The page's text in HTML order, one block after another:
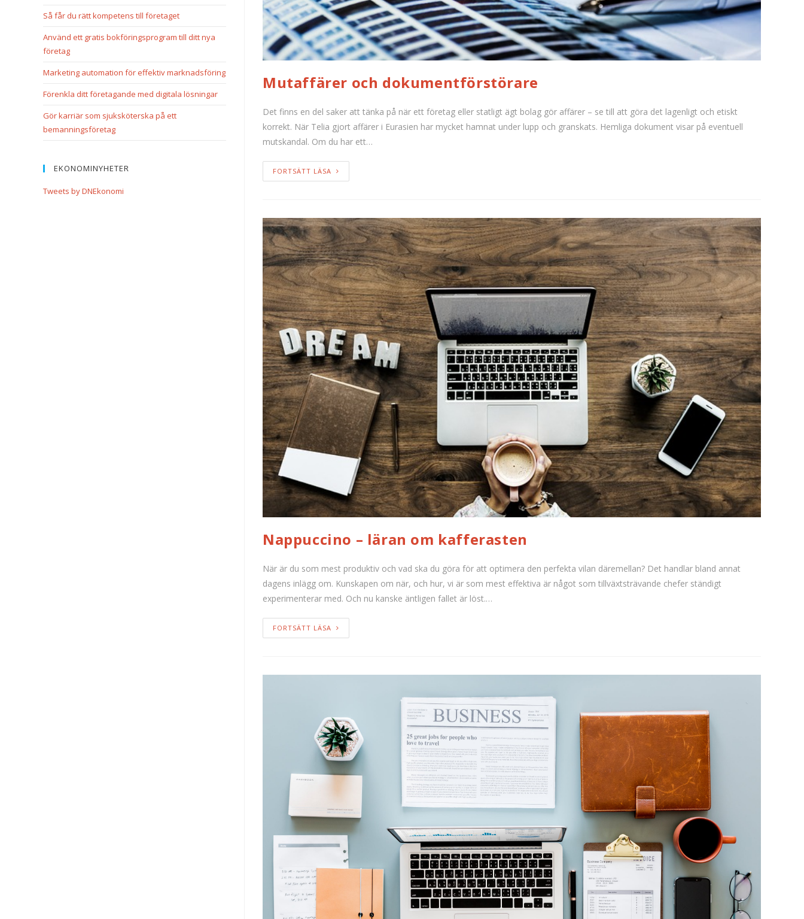
Mutaffärer och dokumentförstörare
Det finns en del saker att tänka på när ett företag eller statligt ägt bolag gör affärer – se till att göra det lagenligt och etiskt
korrekt. När Telia gjort affärer i Eurasien har mycket hamnat under lupp och granskats. Hemliga dokument visar på eventuell
mutskandal. Om du har ett…
FORTSÄTT LÄSA
Nappuccino – läran om kafferasten
När är du som mest produktiv och vad ska du göra för att optimera den perfekta vilan däremellan? Det handlar bland annat
dagens inlägg om. Kunskapen om när, och hur, vi är som mest effektiva är något som tillväxtsträvande chefer ständigt
experimenterar med. Och nu kanske äntligen fallet är löst.…
FORTSÄTT LÄSA
Så får du rätt kompetens till företaget
Använd ett gratis bokföringsprogram till ditt nya
företag
Marketing automation för effektiv marknadsföring
Förenkla ditt företagande med digitala lösningar
Gör karriär som sjuksköterska på ett
bemanningsföretag
EKONOMINYHETER
Tweets by DNEkonomi